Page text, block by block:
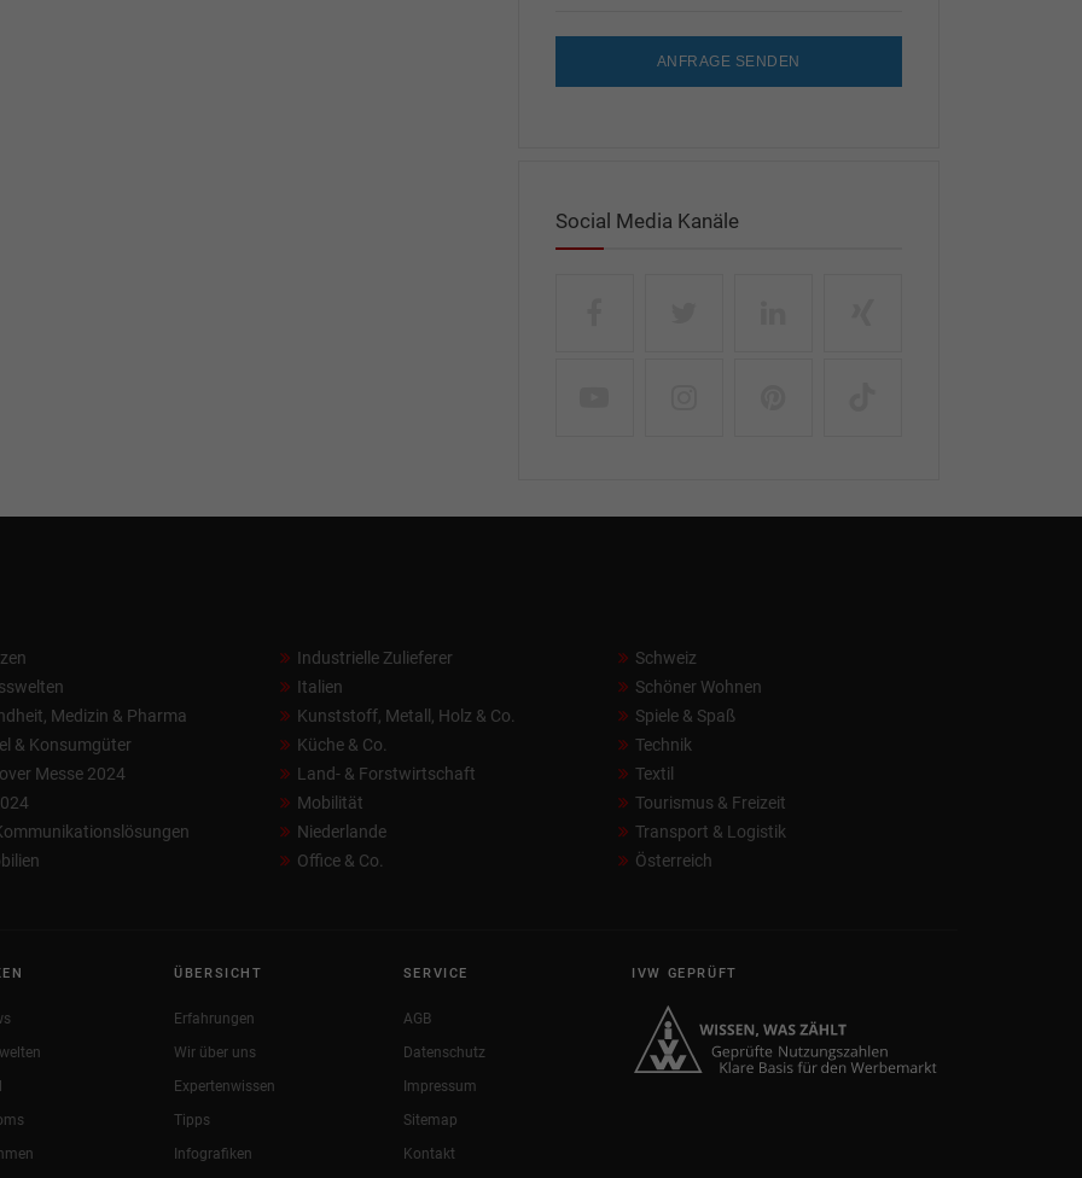
ANFRAGE SENDEN
Social Media Kanäle
Medizin & Pharma
& Konsumgüter
Messe 2024
Industrielle Zulieferer
Italien
Kunststoff, Metall, Holz & Co.
Küche & Co.
Land- & Forstwirtschaft
Mobilität
Niederlande
Office & Co.
Schweiz
Schöner Wohnen
Spiele & Spaß
Technik
Textil
Tourismus & Freizeit
Transport & Logistik
Österreich
ÜBERSICHT
Erfahrungen
Wir über uns
Expertenwissen
Tipps
Infografiken
SERVICE
AGB
Datenschutz
Impressum
Sitemap
Kontakt
IVW GEPRÜFT